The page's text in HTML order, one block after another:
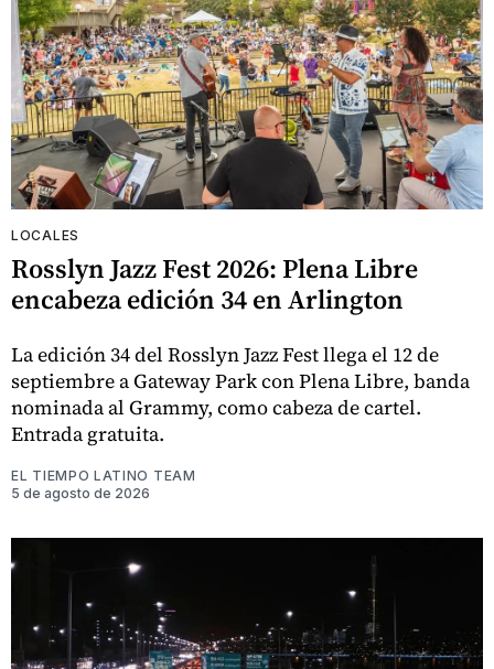
LOCALES
Rosslyn Jazz Fest 2026: Plena Libre
encabeza edición 34 en Arlington
La edición 34 del Rosslyn Jazz Fest llega el 12 de
septiembre a Gateway Park con Plena Libre, banda
nominada al Grammy, como cabeza de cartel.
Entrada gratuita.
EL TIEMPO LATINO TEAM
5 de agosto de 2026